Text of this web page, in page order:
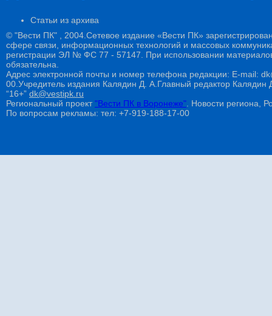
Статьи из архива
© "Вести ПК" , 2004.Сетевое издание «Вести ПК»
сфере связи, информационных технологий и массовых
регистрации ЭЛ № ФС 77 - 57147. При использовании
обязательна.
Адрес электронной почты и номер телефона редакции: E-mail:
00.Учредитель издания Калядин Д. А.Главный редактор
“16+” dk@vestipk.ru
Региональный проект"Вести ПК в Воронеже" . Новости региона,
По вопросам рекламы: тел: +7-919-188-17-00